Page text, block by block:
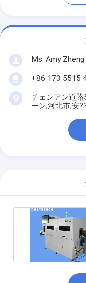
Ms. Amy Zheng
+86 173 5515
チェンアン道
ーン,河北市,安